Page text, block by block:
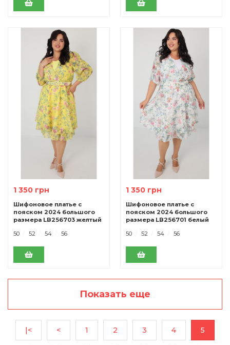
1 350 грн
Шифоновое платье с
пояском 2024 большого
размера LB256703 желтый
50
52 54 56
1 350 грн
Шифоновое платье с
пояском 2024 большого
размера LB256701 белый
50
52 54 56
Показать еще
|< < 1 2 3 4 5